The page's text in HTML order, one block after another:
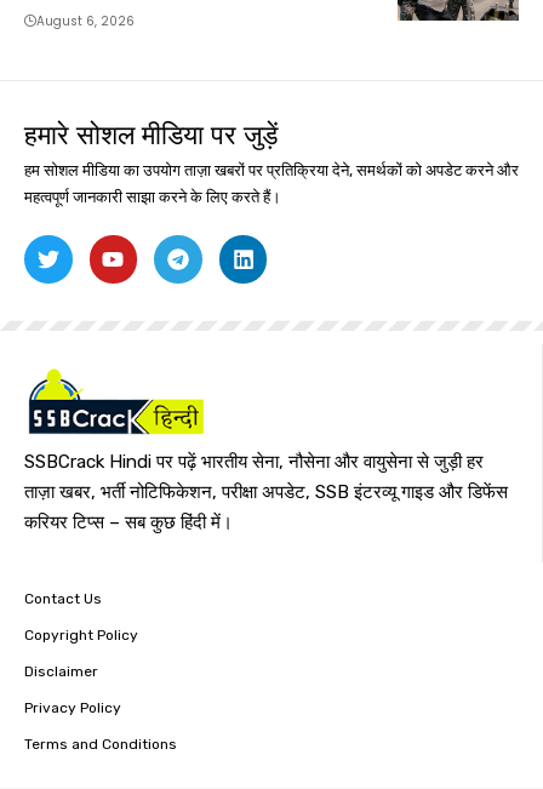
August 6, 2026
हमारे सोशल मीडिया पर जुड़ें
हम सोशल मीडिया का उपयोग ताज़ा खबरों पर प्रतिक्रिया देने, समर्थकों को अपडेट करने और
महत्वपूर्ण जानकारी साझा करने के लिए करते हैं।
SSBCrack Hindi पर पढ़ें भारतीय सेना, नौसेना और वायुसेना से जुड़ी हर
ताज़ा खबर, भर्ती नोटिफिकेशन, परीक्षा अपडेट, SSB इंटरव्यू गाइड और डिफेंस
करियर टिप्स – सब कुछ हिंदी में।
Contact Us
Copyright Policy
Disclaimer
Privacy Policy
Terms and Conditions